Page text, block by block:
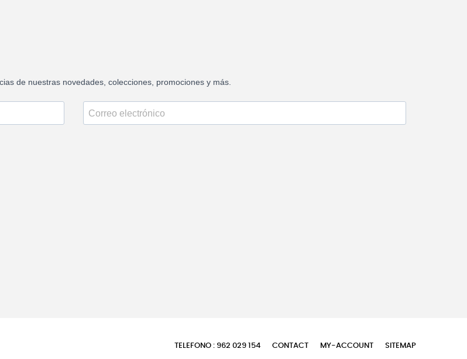
de nuestras novedades, colecciones, promociones y más.
TELEFONO : 962 029 154 CONTACT MY-ACCOUNT SITEMAP